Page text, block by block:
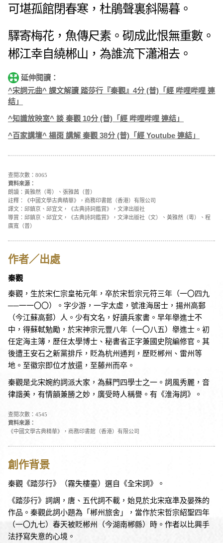
可堪孤館閉春寒，杜鵑聲裏斜陽暮。
驛寄梅花，魚傳尺素。砌成此恨無重數。
郴江幸自繞郴山，為誰流下瀟湘去。
延伸閱讀：
^宋詞元曲^ 課文解讀 踏莎行『秦觀』4分 (普)「經 哔哩哔哩 連
结」
^知識放映室^ 談 秦觀 10分 (普)「經 哔哩哔哩 連结」
^百家講壇^ 楊雨 講解 秦觀 38分 (普)「經 Youtube 連結」
查閱次數：8065
資料來源：
朗讀：黃雅然（粵）、張雅茜（普）
註釋：《中國文學古典精華》，商務印書館（香港）有限公司
譯文：邱鎮京、邱宜文，《古典詩詞鑑賞》，文津出版社
導賞：邱鎮京、邱宜文，《古典詩詞鑑賞》，文津出版社（文）、黃雅然（粵）、程
廣寬（普）
作者／出處
秦觀
秦觀，生於宋仁宗皇祐元年，卒於宋哲宗元符三年（一〇四九
──一一〇〇）。字少游，一字太虛，號淮海居士，揚州高郵
（今江蘇高郵）人。少有文名，好讀兵家書。早年舉進士不
中，得蘇軾勉勵，於宋神宗元豐八年（一〇八五）舉進士。初
任定海主簿，歷任太學博士、秘書省正字兼國史院編修官。其
後遭王安石之新黨排斥，貶為杭州通判，歷貶郴州、雷州等
地。至徽宗即位才放還，至藤州而卒。
秦觀是北宋婉約詞派大家，為蘇門四學士之一。詞風秀麗，音
律諧美，有情韻兼勝之妙，廣受時人稱譽。有《淮海詞》。
查閱次數：4545
資料來源：
《中國文學古典精華》，商務印書館（香港）有限公司
創作背景
秦觀《踏莎行》（霧失樓臺）選自《全宋詞》。
《踏莎行》詞調，唐、五代詞不載，始見於北宋寇準及晏殊的
作品。秦觀此詞小題為「郴州旅舍」，當作於宋哲宗紹聖四年
（一〇九七）春天被貶郴州（今湖南郴縣）時。作者以比興手
法抒寫失意的心境。